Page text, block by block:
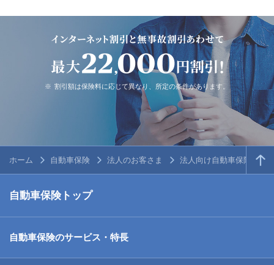
※ 割引額は保険料に応じて異なり、所定の条件があります。
ホーム 自動車保険 法人のお客さま 法人向け自動車保険お役
自動車保険トップ
自動車保険のサービス・特長